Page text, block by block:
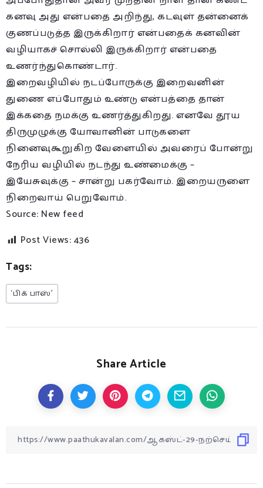
கனவு அது என்பதை அறிந்து, கடவுள் தன்னைக்
குணப்படுத்த இருக்கிறார் என்பதைக் கனவின்
வழியாகச் சொல்லி இருக்கிறார் என்பதை
உணர்ந்துகொண்டார்.
இறைவழியில் நடப்போருக்கு இறைவனின்
துணை எப்போதும் உண்டு என்பத்தை தான்
இக்கதை நமக்கு உணர்த்துகிறது. எனவே தூய
திருமுழுக்கு யோவானின் பாடுகளை
நினைவுகூறுகிற வேளையில் அவரைப் போன்று
நேரிய வழியில் நடந்து உண்மைக்கு –
இயேசுவுக்கு – சான்று பகர்வோம். இறையருளை
நிறைவாய் பெறுவோம்.
Source: New feed
Post Views:436
Tags:
‘பிக் பாஸ்’
Share Article